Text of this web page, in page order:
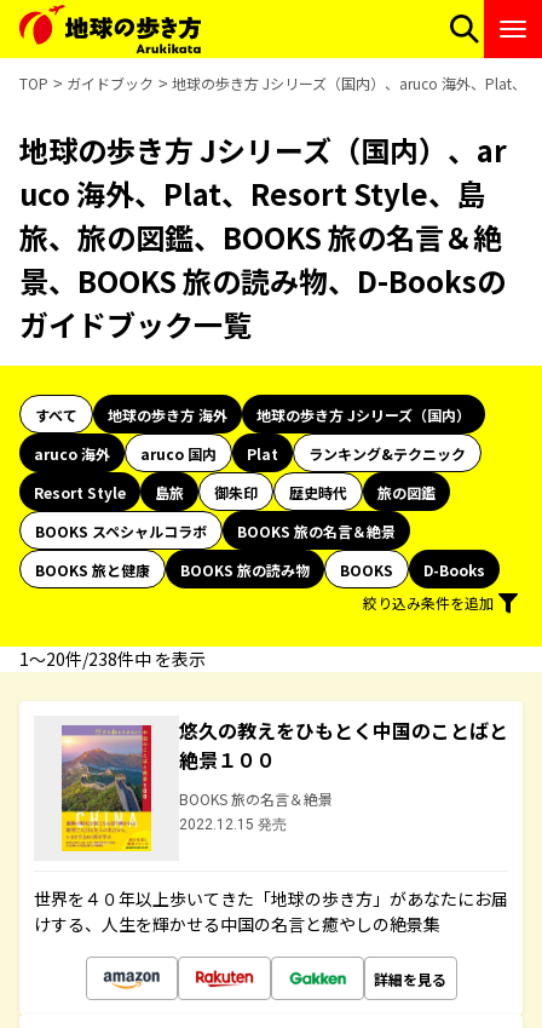
TOP ガイドブック 地球の歩き方 Jシリーズ（国内）、aruco 海外、Plat、
地球の歩き方 Jシリーズ（国内）、ar
uco 海外、Plat、Resort Style、島
旅、旅の図鑑、BOOKS 旅の名言＆絶
景、BOOKS 旅の読み物、D-Booksの
ガイドブック一覧
すべて 地球の歩き方 海外
地球の歩き方 Jシリーズ（国内）
aruco 海外
aruco 国内 Plat
ランキング&テクニック
Resort Style
島旅 御朱印 歴史時代
旅の図鑑
BOOKS スペシャルコラボ
BOOKS 旅の名言＆絶景
BOOKS 旅と健康
BOOKS 旅の読み物 BOOKS
D-Books
絞り込み条件を追加
1〜20件/238件中 を表示
悠久の教えをひもとく中国のことばと
絶景１００
BOOKS 旅の名言＆絶景
2022.12.15 発売
世界を４０年以上歩いてきた「地球の歩き方」があなたにお届
けする、人生を輝かせる中国の名言と癒やしの絶景集
詳細を見る